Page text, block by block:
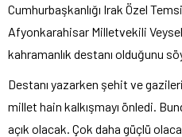
Cumhurbaşkanlığı Irak Özel
Afyonkarahisar Milletvekili
kahramanlık destanı olduğunu
Destanı yazarken şehit ve
millet hain kalkışmayı önledi.
açık olacak. Çok daha güçlü